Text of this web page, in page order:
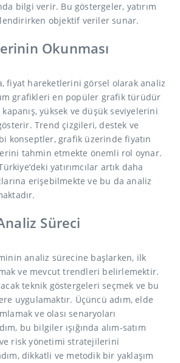
bilgi verir. Bu göstergeler, yatırım
objektif veriler sunar.
Okunması
fiyat hareketlerini görsel olarak analiz
grafikleri en popüler grafik türüdür
kapanış, yüksek ve düşük seviyelerini
Trend çizgileri, destek ve
konseptler, grafik üzerinde fiyatın
tahmin etmekte önemli rol oynar.
yatırımcılar artık daha
erişebilmekte ve bu da analiz
Süreci
analiz sürecine başlarken, ilk
ve mevcut trendleri belirlemektir.
teknik göstergeleri seçmek ve bu
uygulamaktır. Üçüncü adım, elde
ve olası senaryoları
bu bilgiler ışığında alım-satım
ve risk yönetimi stratejilerini
dikkatli ve metodik bir yaklaşım